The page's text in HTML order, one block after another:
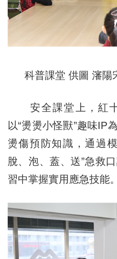
科普課堂 供圖 瀋陽
安全課堂上，紅十
以“燙燙小怪獸”趣味IP
燙傷預防知識，通過
脫、泡、蓋、送”急救
習中掌握實用應急技能。